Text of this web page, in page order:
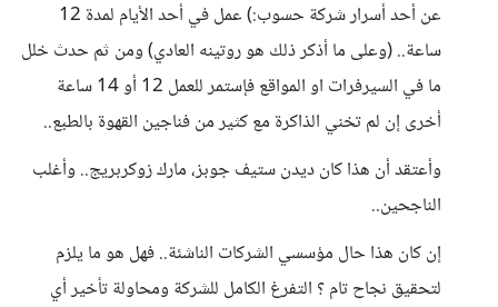
عن أحد أسرار شركة حسوب:) عمل في أحد الأيام لمدة 12
ساعة.. (وعلى ما أذكر ذلك هو روتينه العادي) ومن ثم حدث خلل
ما في السيرفرات او المواقع فإستمر للعمل 12 أو 14 ساعة
أخرى إن لم تخني الذاكرة مع كثير من فناجين القهوة بالطبع..
وأعتقد أن هذا كان ديدن ستيف جوبز، مارك زوكربريج.. وأغلب
الناجحين..
إن كان هذا حال مؤسسي الشركات الناشئة.. فهل هو ما يلزم
لتحقيق نجاح تام ؟ التفرغ الكامل للشركة ومحاولة تأخير أي